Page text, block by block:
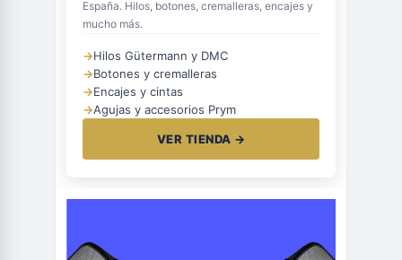
España. Hilos, botones, cremalleras, encajes y
mucho más.
→Hilos Gütermann y DMC
→Botones y cremalleras
→Encajes y cintas
→Agujas y accesorios Prym
VER TIENDA →